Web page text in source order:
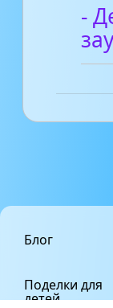
-
Блог
Поделки для
детей